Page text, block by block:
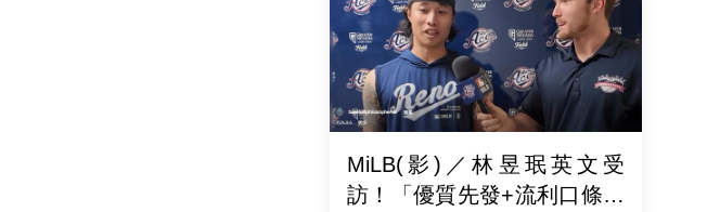
MiLB(影)／林昱珉英文受
訪！「優質先發+流利口條」